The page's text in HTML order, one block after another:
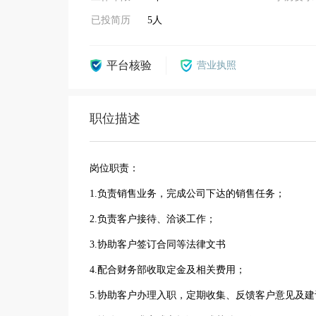
已投简历 5人
平台核验 营业执照
职位描述
岗位职责：
1.负责销售业务，完成公司下达的销售任务；
2.负责客户接待、洽谈工作；
3.协助客户签订合同等法律文书
4.配合财务部收取定金及相关费用；
5.协助客户办理入职，定期收集、反馈客户意见及